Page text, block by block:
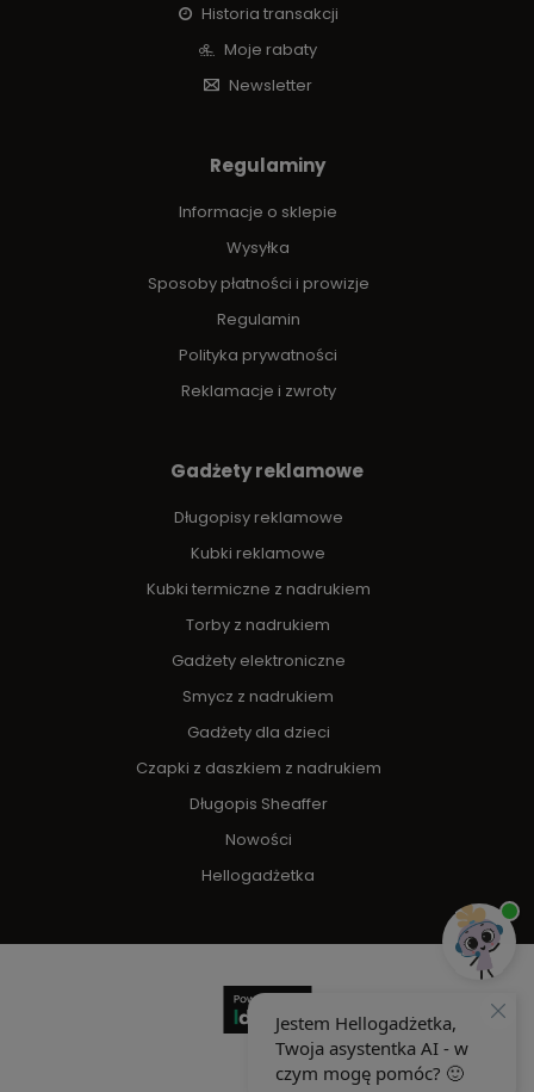
Historia transakcji
Moje rabaty
Newsletter
Regulaminy
Informacje o sklepie
Wysyłka
Sposoby płatności i prowizje
Regulamin
Polityka prywatności
Reklamacje i zwroty
Gadżety reklamowe
Długopisy reklamowe
Kubki reklamowe
Kubki termiczne z nadrukiem
Torby z nadrukiem
Gadżety elektroniczne
Smycz z nadrukiem
Gadżety dla dzieci
Czapki z daszkiem z nadrukiem
Długopis Sheaffer
Nowości
Hellogadżetka